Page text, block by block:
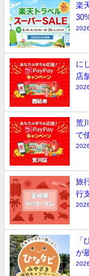
楽
に
店
荒
で
旅
行
「
が